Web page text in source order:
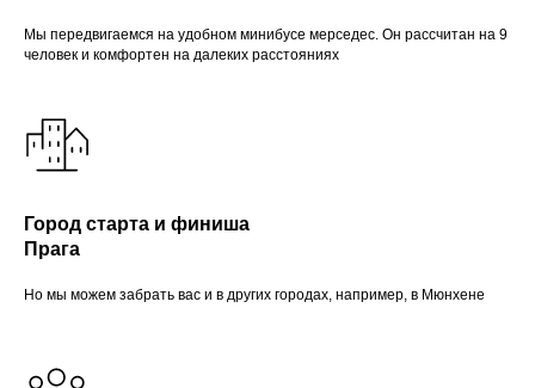
Мы передвигаемся на удобном минибусе мерседес. Он рассчитан на 9
человек и комфортен на далеких расстояниях
Город старта и финиша
Прага
Но мы можем забрать вас и в других городах, например, в Мюнхене